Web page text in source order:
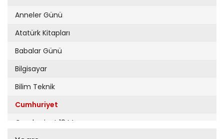
Anneler Günü
Atatürk Kitapları
Babalar Günü
Bilgisayar
Bilim Teknik
Cumhuriyet
Cumhuriyet 19 Mayıs